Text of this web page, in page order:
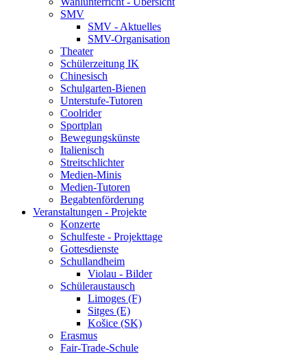
SMV
SMV - Aktuelles
SMV-Organisation
Theater
Schülerzeitung IK
Chinesisch
Schulgarten-Bienen
Unterstufe-Tutoren
Coolrider
Sportplan
Bewegungskünste
Italienisch
Streitschlichter
Medien-Minis
Medien-Tutoren
Begabtenförderung
Veranstaltungen - Projekte
Konzerte
Schulfeste - Projekttage
Gottesdienste
Schullandheim
Violau - Bilder
Schüleraustausch
Limoges (F)
Sitges (E)
Košice (SK)
Erasmus
Fair-Trade-Schule